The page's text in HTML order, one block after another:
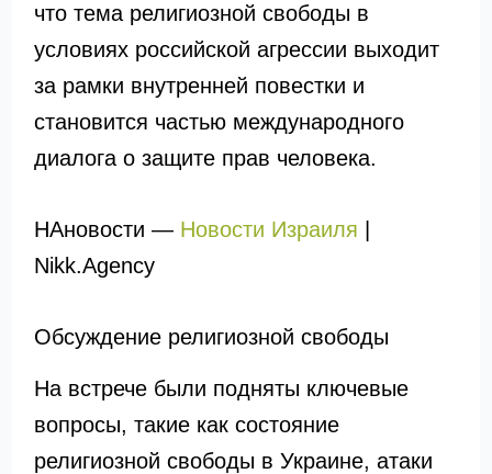
что тема религиозной свободы в
условиях российской агрессии выходит
за рамки внутренней повестки и
становится частью международного
диалога о защите прав человека.
НАновости — Новости Израиля
Nikk.Agency
Обсуждение религиозной свободы
На встрече были подняты ключевые
вопросы, такие как состояние
религиозной свободы в Украине, атаки